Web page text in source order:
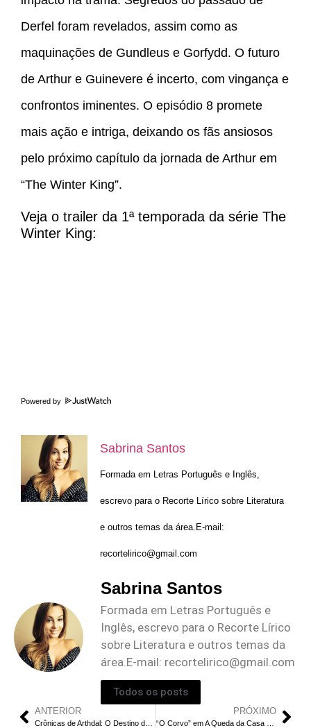
Derfel foram revelados, assim como as
maquinações de Gundleus e Gorfydd. O futuro
de Arthur e Guinevere é incerto, com vingança e
confrontos iminentes. O episódio 8 promete
mais ação e intriga, deixando os fãs ansiosos
pelo próximo capítulo da jornada de Arthur em
“The Winter King”.
Veja o trailer da 1ª temporada da série The
Winter King:
Powered by
Sabrina Santos
Formada em Letras Português e Inglês,
escrevo para o Recorte Lírico sobre Literatura
e outros temas da área.E-mail:
recortelirico@gmail.com
Sabrina Santos
Formada em Letras Português e
Inglês, escrevo para o Recorte Lírico
sobre Literatura e outros temas da
área.E-mail: recortelirico@gmail.com
Todos os posts
ANTERIOR PRÓXIMO